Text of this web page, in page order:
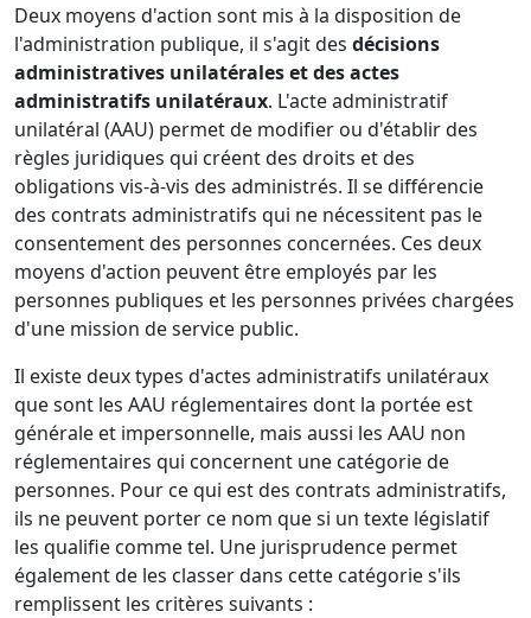
Deux moyens d'action sont mis à la disposition de
l'administration publique, il s'agit des décisions
administratives unilatérales et des actes
administratifs unilatéraux. L'acte administratif
unilatéral (AAU) permet de modifier ou d'établir des
règles juridiques qui créent des droits et des
obligations vis-à-vis des administrés. Il se différencie
des contrats administratifs qui ne nécessitent pas le
consentement des personnes concernées. Ces deux
moyens d'action peuvent être employés par les
personnes publiques et les personnes privées chargées
d'une mission de service public.
Il existe deux types d'actes administratifs unilatéraux
que sont les AAU réglementaires dont la portée est
générale et impersonnelle, mais aussi les AAU non
réglementaires qui concernent une catégorie de
personnes. Pour ce qui est des contrats administratifs,
ils ne peuvent porter ce nom que si un texte législatif
les qualifie comme tel. Une jurisprudence permet
également de les classer dans cette catégorie s'ils
remplissent les critères suivants :